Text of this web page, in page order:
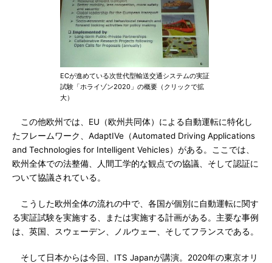
ECが進めている次世代型輸送交通システムの実証
試験「ホライゾン2020」の概要（クリックで拡
大）
この他欧州では、EU（欧州共同体）による自動運転に特化し
たフレームワーク、AdaptIVe（Automated Driving Applications
and Technologies for Intelligent Vehicles）がある。ここでは、
欧州全体での法整備、人間工学的な観点での協議、そして認証に
ついて協議されている。
こうした欧州全体の流れの中で、各国が個別に自動運転に関す
る実証試験を実施する、または実施する計画がある。主要な事例
は、英国、スウェーデン、ノルウェー、そしてフランスである。
そして日本からは今回、ITS Japanが講演。2020年の東京オリ